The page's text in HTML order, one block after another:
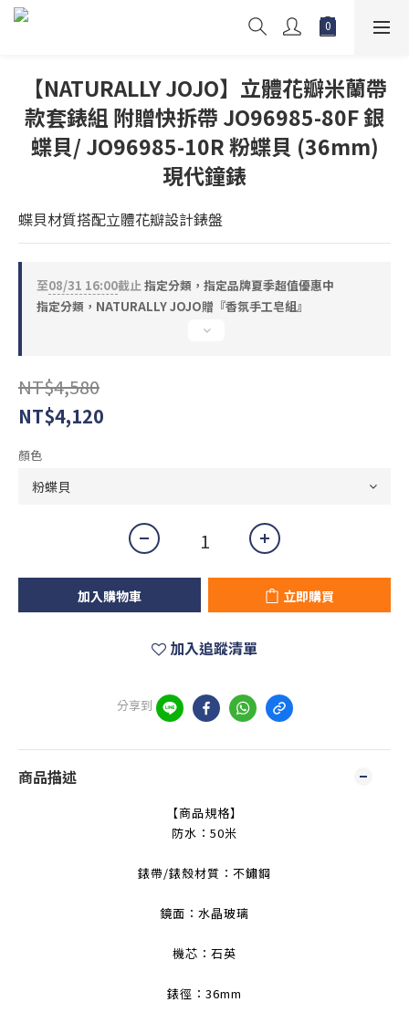
【NATURALLY JOJO】立體花瓣米蘭帶
款套錶組 附贈快拆帶 JO96985-80F 銀
蝶貝/ JO96985-10R 粉蝶貝 (36mm)
現代鐘錶
蝶貝材質搭配立體花瓣設計錶盤
至08/31 16:00截止指定分類，指定品牌夏季超值優惠中
指定分類，NATURALLY JOJO贈『香氛手工皂組』
NT$4,580
NT$4,120
顏色
加入購物車 立即購買
加入追蹤清單
分享到
商品描述
【商品規格】
防水：50米
錶帶/錶殼材質：不鏽鋼
鏡面：水晶玻璃
機芯：石英
錶徑：36mm